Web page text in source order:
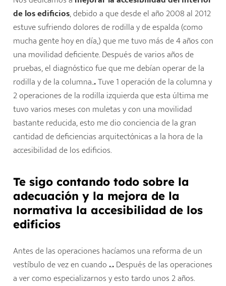
de los edificios, debido a que desde el año 2008 al 2012
estuve sufriendo dolores de rodilla y de espalda (como
mucha gente hoy en día,) que me tuvo más de 4 años con
una movilidad deficiente. Después de varios años de
pruebas, el diagnóstico fue que me debían operar de la
rodilla y de la columna...Tuve 1 operación de la columna y
2 operaciones de la rodilla izquierda que esta última me
tuvo varios meses con muletas y con una movilidad
bastante reducida, esto me dio conciencia de la gran
cantidad de deficiencias arquitectónicas a la hora de la
accesibilidad de los edificios.
Te sigo contando todo sobre la
adecuación y la mejora de la
normativa la accesibilidad de los
edificios
Antes de las operaciones hacíamos una reforma de un
vestíbulo de vez en cuando...Después de las operaciones
a ver como especializarnos y esto tardo unos 2 años.